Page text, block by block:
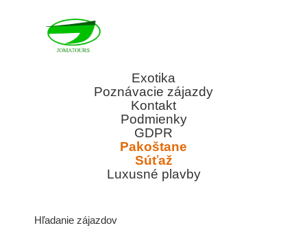
Exotika
Poznávacie zájazdy
Kontakt
Podmienky
GDPR
Pakoštane
Súťaž
Luxusné plavby
Hľadanie zájazdov